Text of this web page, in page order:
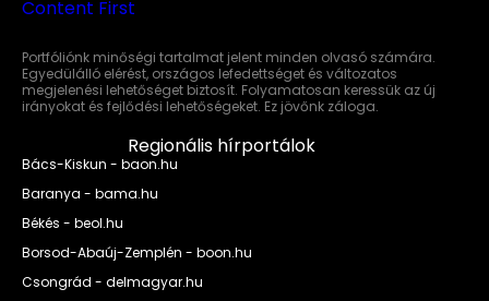
Portfóliónk minőségi tartalmat jelent minden olvasó számára.
Egyedülálló elérést, országos lefedettséget és változatos
megjelenési lehetőséget biztosít. Folyamatosan keressük az új
irányokat és fejlődési lehetőségeket. Ez jövőnk záloga.
Regionális hírportálok
Bács-Kiskun - baon.hu
Baranya - bama.hu
Békés - beol.hu
Borsod-Abaúj-Zemplén - boon.hu
Csongrád - delmagyar.hu